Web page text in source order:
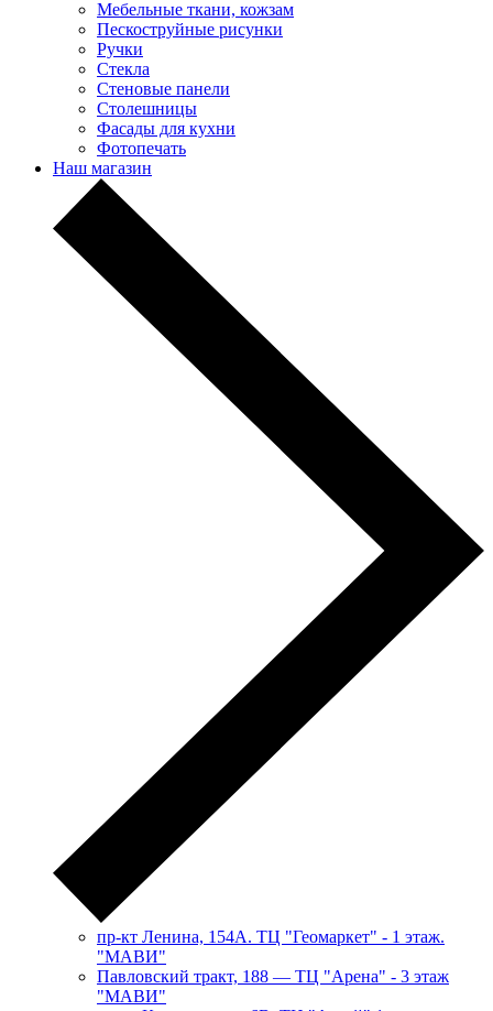
Мебельные ткани, кожзам
Пескоструйные рисунки
Ручки
Стекла
Стеновые панели
Столешницы
Фасады для кухни
Фотопечать
Наш магазин
пр-кт Ленина, 154А. ТЦ "Геомаркет" - 1 этаж.
"МАВИ"
​Павловский тракт, 188 — ТЦ "Арена" - 3 этаж
"МАВИ"